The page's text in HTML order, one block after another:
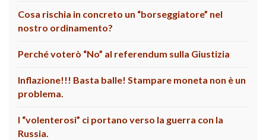
Cosa rischia in concreto un “borseggiatore” nel
nostro ordinamento?
Perché voterò “No” al referendum sulla Giustizia
Inflazione!!! Basta balle! Stampare moneta non è un
problema.
I “volenterosi” ci portano verso la guerra con la
Russia.